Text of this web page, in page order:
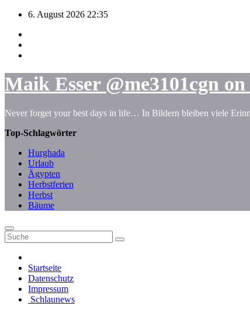
Zum
springen
6. August 2026 22:35
Maik Esser @me3101cgn
Never forget your best days in life… In Bildern bleiben viele
Top-Schlagwörter
Hurghada
Urlaub
Ägypten
Herbstferien
Herbst
Bäume
Startseite
Datenschutz
Impressum
Schlaunews